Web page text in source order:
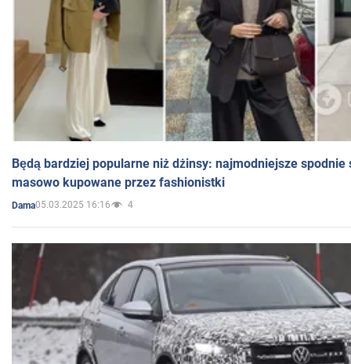
Będą bardziej popularne niż dżinsy: najmodniejsze spodnie
masowo kupowane przez fashionistki
Dama05.03.2025 16:16 4